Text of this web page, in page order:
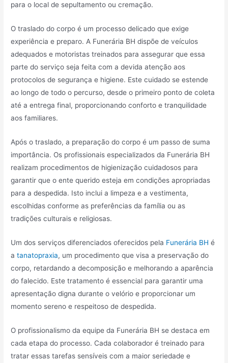
para o local de sepultamento ou cremação.
O traslado do corpo é um processo delicado que exige
experiência e preparo. A Funerária BH dispõe de veículos
adequados e motoristas treinados para assegurar que essa
parte do serviço seja feita com a devida atenção aos
protocolos de segurança e higiene. Este cuidado se estende
ao longo de todo o percurso, desde o primeiro ponto de coleta
até a entrega final, proporcionando conforto e tranquilidade
aos familiares.
Após o traslado, a preparação do corpo é um passo de suma
importância. Os profissionais especializados da Funerária BH
realizam procedimentos de higienização cuidadosos para
garantir que o ente querido esteja em condições apropriadas
para a despedida. Isto inclui a limpeza e a vestimenta,
escolhidas conforme as preferências da família ou as
tradições culturais e religiosas.
Um dos serviços diferenciados oferecidos pela Funerária BH é
atanatopraxia, um procedimento que visa a preservação do
corpo, retardando a decomposição e melhorando a aparência
do falecido. Este tratamento é essencial para garantir uma
apresentação digna durante o velório e proporcionar um
momento sereno e respeitoso de despedida.
O profissionalismo da equipe da Funerária BH se destaca em
cada etapa do processo. Cada colaborador é treinado para
tratar essas tarefas sensíveis com a maior seriedade e